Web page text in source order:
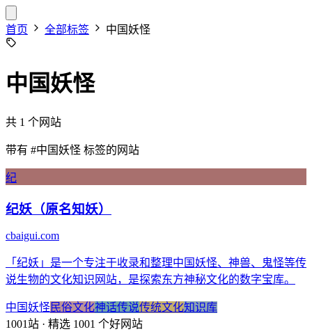
首页 全部标签 中国妖怪
中国妖怪
共 1 个网站
带有 #中国妖怪 标签的网站
纪
纪妖（原名知妖）
cbaigui.com
「纪妖」是一个专注于收录和整理中国妖怪、神兽、鬼怪等传
说生物的文化知识网站，是探索东方神秘文化的数字宝库。
中国妖怪民俗文化神话传说传统文化知识库
1001站 · 精选 1001 个好网站